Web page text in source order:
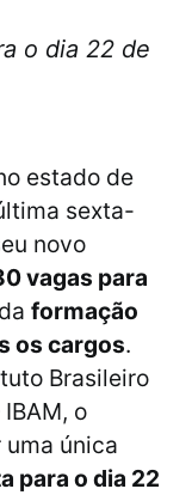
o dia 22 de
estado de
sexta-
novo
vagas para
formação
os cargos.
Brasileiro
o
única
para o dia 22